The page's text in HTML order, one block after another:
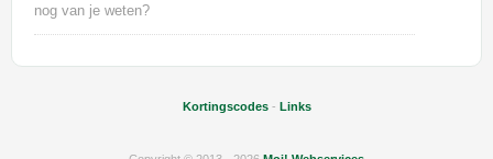
nog van je weten?
Kortingscodes- Links